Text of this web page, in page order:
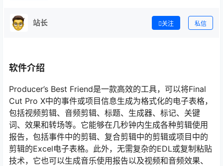
站长 关注 私信
软件介绍
Producer’s Best Friend是一款高效的工具，可以将Final
Cut Pro X中的事件或项目信息生成为格式化的电子表格，
包括视频剪辑、音频剪辑、标题、生成器、标记、关键
词、效果和转场等。它能够在几秒钟内生成各种剪辑使用
报告，包括事件中的剪辑、复合剪辑中的剪辑或项目中的
剪辑的Excel电子表格。此外，无需复杂的EDL或复制粘贴
技术，它也可以生成音乐使用报告以及视频和音频效果、